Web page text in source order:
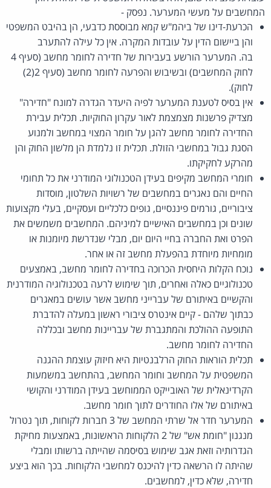
המחשבים על מעשי המערער. נפסק -
הכרעת-דינו של ביהמ"ש קמא מבוססת כדבעי, הן בהיבט המשפטי
והן ביישום הדין על עובדות המקרה. אין כל עילה להתערב
בה. המערער הורשע בעבירות של חדירה לחומר מחשב (סעיף 4
לחוק המחשבים) ובשיבוש והפרעה לחומר מחשב (סעיף 2(2)
לחוק).
אין בסיס לטענת המערער לפיה היעדר הגדרה למונח "חדירה"
מצדיק פרשנות מצמצמת לאור עקרון החוקיות. תכלית עבירת
החדירה לחומר מחשב להגן על חומר המצוי במחשב ולמנוע
הסגת גבול במחשבי הזולת. תכלית זו נלמדת הן מלשון החוק והן
מהרקע לחקיקתו.
חומרי המחשב מקיפים בעידן הטכנולוגי המודרני את כל תחומי
החיים והם נאגרים במחשבים של רשויות השלטון, מוסדות
ציבוריים, גורמים פיננסיים, גופים כלכליים ועסקיים, בעלי מקצועות
שונים וכן במחשבים האישיים למיניהם. המחשבים משמשים את
הפרט ואת החברה בחיי היום יום, מבלי שנדרשת מיומנות או
מומחיות מיוחדת בהפעלת מחשב זה או אחר.
נוכח הקלות היחסית הכרוכה בחדירה לחומר מחשב, באמצעים
טכנולוגיים כאלה ואחרים, תוך שימוש לרעה בטכנולוגיה המודרנית
והקשיים באיתורם של עברייני מחשב אשר עושים במאגרים
כבתוך שלהם - קיים אינטרס ציבורי ראשון במעלה להדברת
התופעה ההולכת והמתגברת של עבריינות מחשב ובכללה
החדירה לחומר מחשב.
תכלית הוראות החוק הרלבנטיות היא חיזוק עוצמת ההגנה
המשפטית על המחשב וחומר המחשב, בהתחשב במשמעות
הקרדינאלית של האובייקט הממוחשב בעידן המודרני והקושי
באיתורם של אלו החודרים לתוך חומר מחשב.
המערער חדר אל שרתי המחשב של 3 חברות לקוחות, תוך נטרול
מנגנון "חומת אש" של 2 הלקוחות הראשונות, באמצעות מחיקת
הגדרותיה וזאת אגב שימוש בסיסמה שהייתה ברשותו ומבלי
שהיתה לו הרשאה כדין להיכנס למחשבי הלקוחות. בכך הוא ביצע
חדירה, שלא כדין, למחשבים.